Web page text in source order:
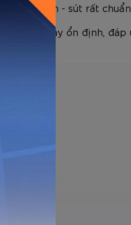
chuyền - sút rất chuẩn.
tốt, độ nảy ổn định,